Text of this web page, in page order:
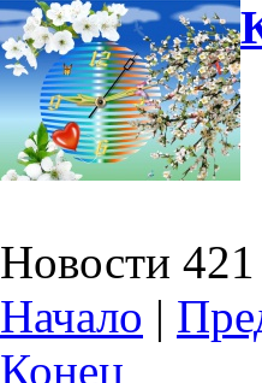
Новости
Начало |
Конец